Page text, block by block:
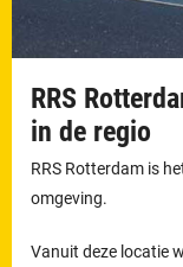
RRS
in de regio
RRS Rotterdam is
omgeving.
Vanuit deze locatie